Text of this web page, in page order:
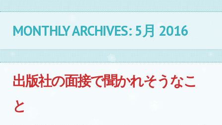
MONTHLY ARCHIVES:5月 2016
出版社の面接で聞かれそうなこ
と